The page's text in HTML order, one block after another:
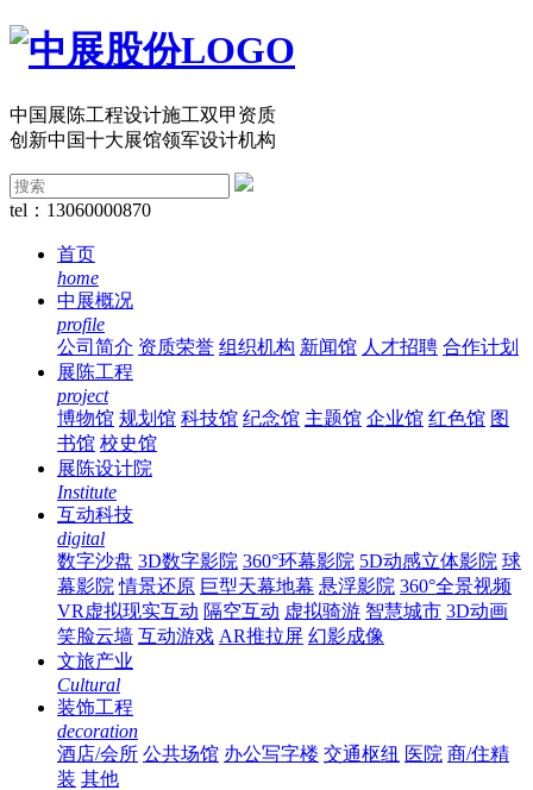
中国展陈工程设计施工双甲资质
创新中国十大展馆领军设计机构
tel：13060000870
首页
home
中展概况
profile
公司简介 资质荣誉 组织机构 新闻馆 人才招聘 合作计划
展陈工程
project
博物馆 规划馆 科技馆 纪念馆 主题馆 企业馆 红色馆 图
书馆 校史馆
展陈设计院
Institute
互动科技
digital
数字沙盘 3D数字影院 360°环幕影院 5D动感立体影院 球
幕影院 情景还原 巨型天幕地幕 悬浮影院 360°全景视频
VR虚拟现实互动 隔空互动 虚拟骑游 智慧城市 3D动画
笑脸云墙 互动游戏 AR推拉屏 幻影成像
文旅产业
Cultural
装饰工程
decoration
酒店/会所 公共场馆 办公写字楼 交通枢纽 医院 商/住精
装 其他